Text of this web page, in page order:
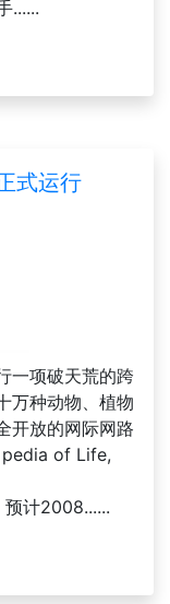
......
式运行
一项破天荒的跨
万种动物、植物
开放的网际网路
pedia of Life,
计2008......